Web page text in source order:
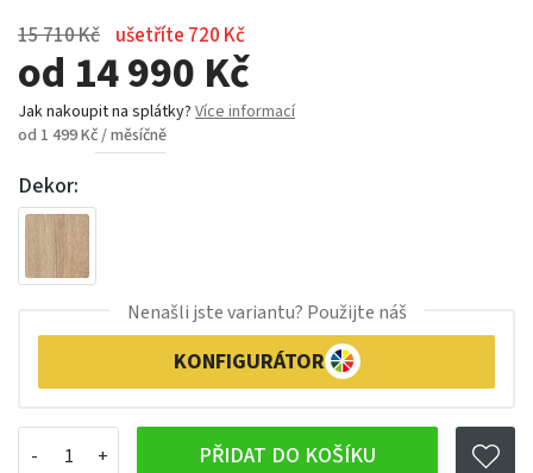
15 710 Kč ušetříte 720 Kč
od 14 990 Kč
Jak nakoupit na splátky? Více informací
od 1 499 Kč / měsíčně
Dekor:
PŘIDAT DO KOŠÍKU
Nenašli jste variantu? Použijte náš
KONFIGURÁTOR